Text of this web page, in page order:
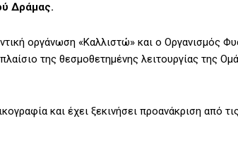
Δράμας.
οργάνωση «Καλλιστώ» και ο Οργανισμός
της θεσμοθετημένης λειτουργίας της
και έχει ξεκινήσει προανάκριση από